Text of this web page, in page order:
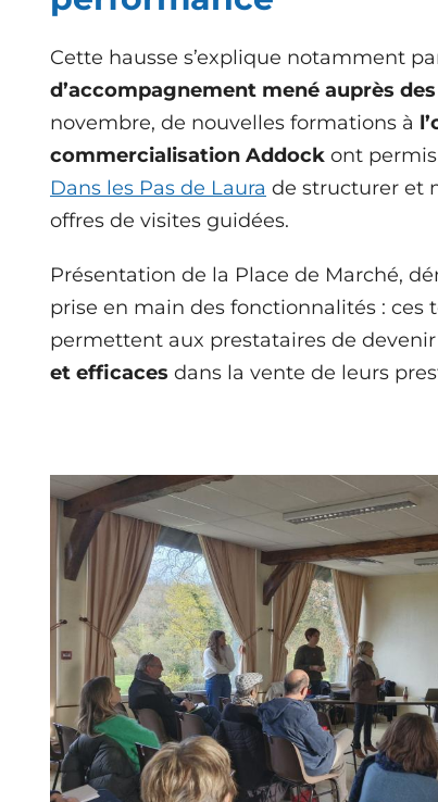
Cette hausse s’explique notamment
d’accompagnement mené auprès
novembre, de nouvelles formations à
commercialisation Addock ont
Dans les Pas de Laura de structurer et
offres de visites guidées.
Présentation de la Place de Marché,
prise en main des fonctionnalités : ces
permettent aux prestataires de
et efficaces dans la vente de leurs